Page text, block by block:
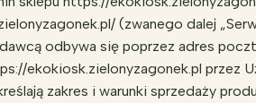
(zwanego dalej
odbywa się poprzez adres
ekokiosk.zielonyzagonek.pl przez
zakres i warunki sprzedaży